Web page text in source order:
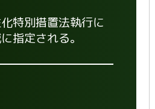
特別措置法執行に
指定される。